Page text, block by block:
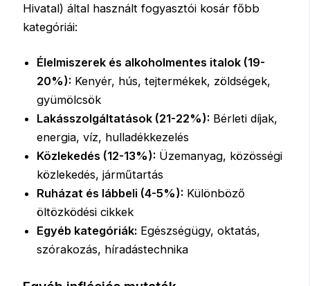
Hivatal) által használt fogyasztói kosár főbb
kategóriái:
Élelmiszerek és alkoholmentes italok (19-
20%): Kenyér, hús, tejtermékek, zöldségek,
gyümölcsök
Lakásszolgáltatások (21-22%): Bérleti díjak,
energia, víz, hulladékkezelés
Közlekedés (12-13%): Üzemanyag, közösségi
közlekedés, járműtartás
Ruházat és lábbeli (4-5%): Különböző
öltözködési cikkek
Egyéb kategóriák: Egészségügy, oktatás,
szórakozás, híradástechnika